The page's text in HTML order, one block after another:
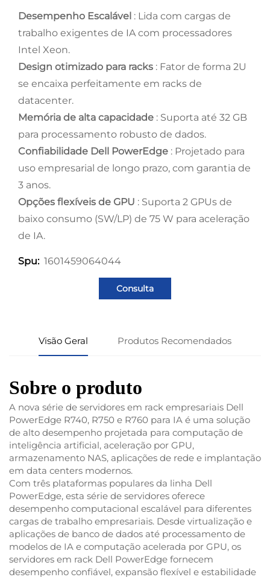
Desempenho Escalável : Lida com cargas de
trabalho exigentes de IA com processadores
Intel Xeon.
Design otimizado para racks : Fator de forma 2U
se encaixa perfeitamente em racks de
datacenter.
Memória de alta capacidade : Suporta até 32 GB
para processamento robusto de dados.
Confiabilidade Dell PowerEdge : Projetado para
uso empresarial de longo prazo, com garantia de
3 anos.
Opções flexíveis de GPU : Suporta 2 GPUs de
baixo consumo (SW/LP) de 75 W para aceleração
de IA.
Spu: 1601459064044
Consulta
Visão Geral Produtos Recomendados
Sobre o produto
A nova série de servidores em rack empresariais Dell
PowerEdge R740, R750 e R760 para IA é uma solução
de alto desempenho projetada para computação de
inteligência artificial, aceleração por GPU,
armazenamento NAS, aplicações de rede e implantação
em data centers modernos.
Com três plataformas populares da linha Dell
PowerEdge, esta série de servidores oferece
desempenho computacional escalável para diferentes
cargas de trabalho empresariais. Desde virtualização e
aplicações de banco de dados até processamento de
modelos de IA e computação acelerada por GPU, os
servidores em rack Dell PowerEdge fornecem
desempenho confiável, expansão flexível e estabilidade